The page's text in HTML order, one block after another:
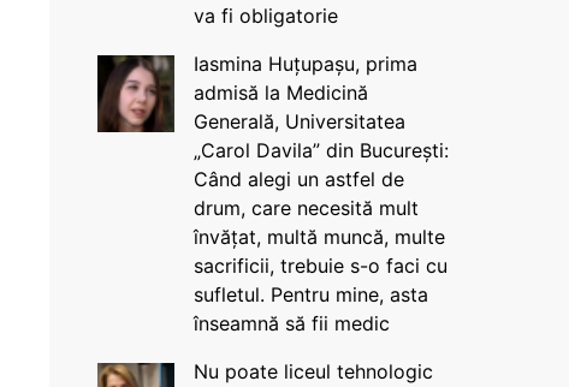
va fi obligatorie
Iasmina Huțupașu, prima
admisă la Medicină
Generală, Universitatea
„Carol Davila” din București:
Când alegi un astfel de
drum, care necesită mult
învățat, multă muncă, multe
sacrificii, trebuie s-o faci cu
sufletul. Pentru mine, asta
înseamnă să fii medic
Nu poate liceul tehnologic